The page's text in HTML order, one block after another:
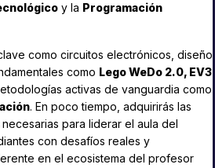
y la Programación
como circuitos electrónicos, diseño
como Lego WeDo 2.0, EV3
activas de vanguardia como
. En poco tiempo, adquirirás las
para liderar el aula del
con desafíos reales y
en el ecosistema del profesor